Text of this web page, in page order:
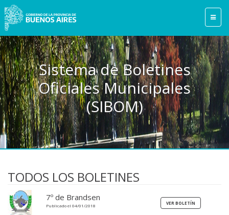
Sistema de Boletines
Oficiales Municipales
(SIBOM)
TODOS LOS BOLETINES
7º de Brandsen
Publicado el 04/01/2018